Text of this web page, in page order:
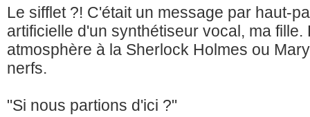
Le sifflet ?! C'était un message par haut-
artificielle d'un synthétiseur vocal, ma fille.
atmosphère à la Sherlock Holmes ou
nerfs.
"Si nous partions d'ici ?"